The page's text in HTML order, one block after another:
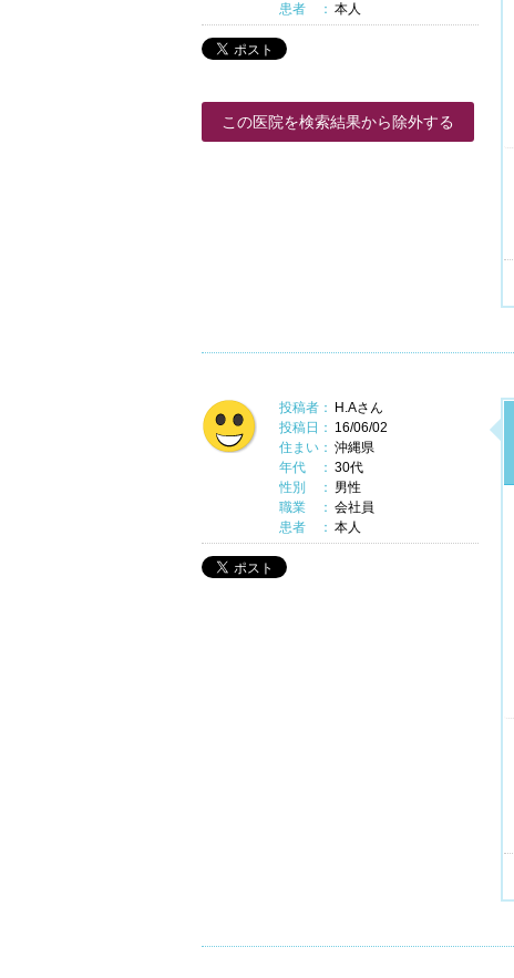
患者 ： 本人
この医院を検索結果から除外する
投稿者：
H.Aさん
投稿日： 16/06/02
住まい： 沖縄県
年代 ： 30代
性別 ： 男性
職業 ： 会社員
患者 ： 本人